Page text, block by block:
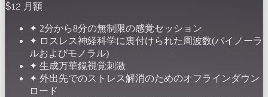
$12 月額
✦ 2分から8分の無制限の感覚セッション
✦ ロスレス神経科学に裏付けられた周波数(バイノーラ
ルおよびモノラル)
✦ 生成万華鏡視覚刺激
✦ 外出先でのストレス解消のためのオフラインダウン
ロード